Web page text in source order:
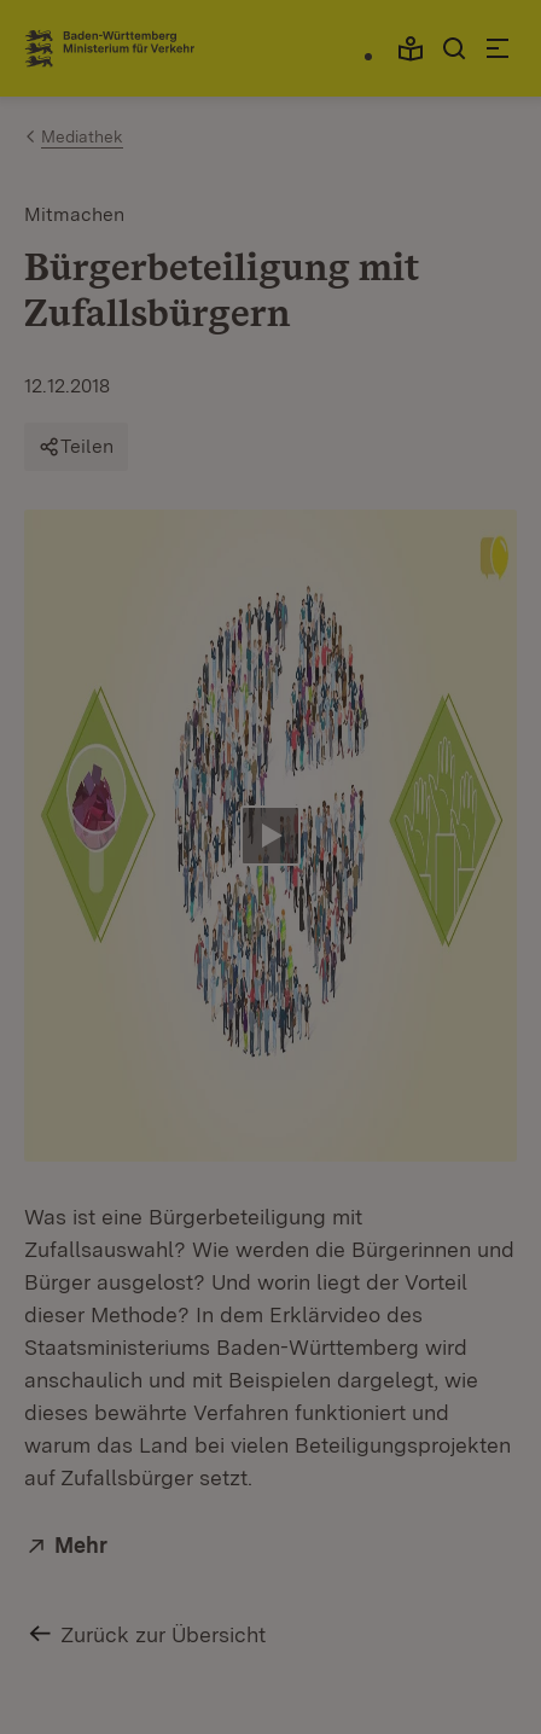
Zum Inhalt springen
Link zur Startseite
Mediathek
Mitmachen
Bürgerbeteiligung mit
Zufallsbürgern
12.12.2018
Teilen
Video abspielen
Was ist eine Bürgerbeteiligung mit
Zufallsauswahl? Wie werden die Bürgerinnen und
Bürger ausgelost? Und worin liegt der Vorteil
dieser Methode? In dem Erklärvideo des
Staatsministeriums Baden-Württemberg wird
anschaulich und mit Beispielen dargelegt, wie
dieses bewährte Verfahren funktioniert und
warum das Land bei vielen Beteiligungsprojekten
auf Zufallsbürger setzt.
Extern:
Mehr
Zurück zur Übersicht